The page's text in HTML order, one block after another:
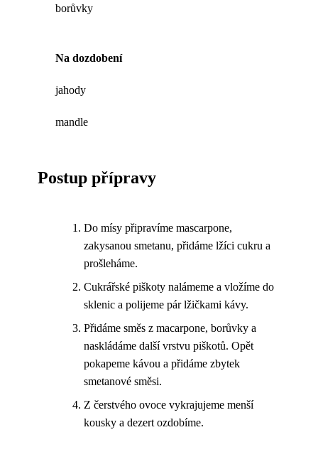
borůvky
Na dozdobení
jahody
mandle
Postup přípravy
Do mísy připravíme mascarpone,
zakysanou smetanu, přidáme lžíci cukru a
prošleháme.
Cukrářské piškoty nalámeme a vložíme do
sklenic a polijeme pár lžičkami kávy.
Přidáme směs z macarpone, borůvky a
naskládáme další vrstvu piškotů. Opět
pokapeme kávou a přidáme zbytek
smetanové směsi.
Z čerstvého ovoce vykrajujeme menší
kousky a dezert ozdobíme.